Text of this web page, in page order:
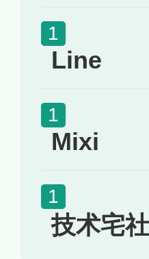
Line
Mixi
技术宅